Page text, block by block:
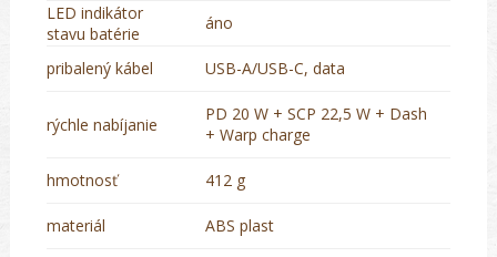
LED indikátor
stavu batérie
áno
pribalený kábel USB-A/USB-C, data
rýchle nabíjanie
PD 20 W + SCP 22,5 W + Dash
+ Warp charge
hmotnosť 412 g
materiál ABS plast